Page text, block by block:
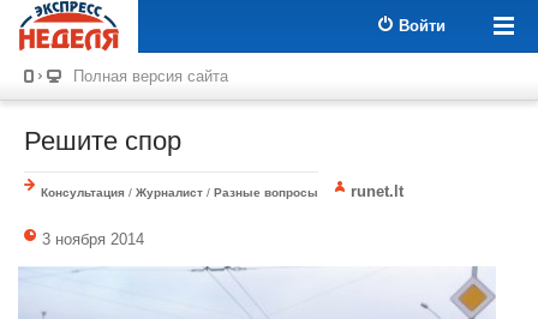
Войти
Полная версия сайта
Решите спор
Консультация / Журналист / Разные вопросы runet.lt
3 ноября 2014